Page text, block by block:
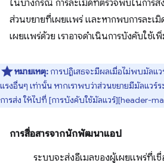
ในบางกรณี การละเมิดที่ตรวจพบในการส่
ส่วนขยายที่เผยแพร่ และหากพบการละเ
เผยแพร่ด้วย เราอาจดำเนินการบังคับใช้เ
หมายเหตุ: การปฏิเสธจะมีผลเมื่อไม่พบมัลแว
แรงอื่นๆ เท่านั้น หากเราพบว่าส่วนขยายมีมัลแวร์
การส่ง ให้ไปที่ [การบังคับใช้มัลแวร์][header-
การสื่อสารจากนักพัฒนาแอป
ระบบจะส่งอีเมลของผู้เผยแพร่ที่เ